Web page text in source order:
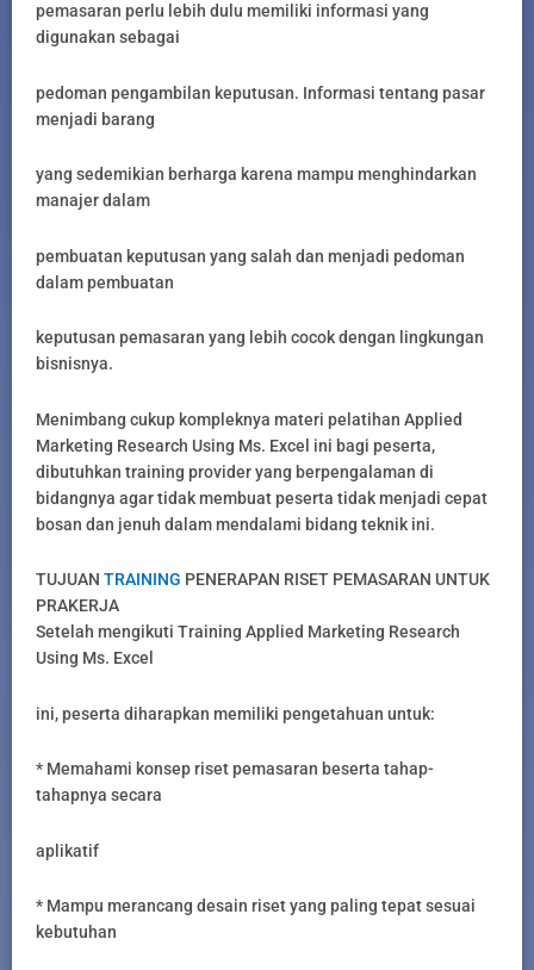
pemasaran perlu lebih dulu memiliki informasi yang
digunakan sebagai
pedoman pengambilan keputusan. Informasi tentang pasar
menjadi barang
yang sedemikian berharga karena mampu menghindarkan
manajer dalam
pembuatan keputusan yang salah dan menjadi pedoman
dalam pembuatan
keputusan pemasaran yang lebih cocok dengan lingkungan
bisnisnya.
Menimbang cukup kompleknya materi pelatihan Applied
Marketing Research Using Ms. Excel ini bagi peserta,
dibutuhkan training provider yang berpengalaman di
bidangnya agar tidak membuat peserta tidak menjadi cepat
bosan dan jenuh dalam mendalami bidang teknik ini.
TUJUAN TRAINING PENERAPAN RISET PEMASARAN UNTUK
PRAKERJA
Setelah mengikuti Training Applied Marketing Research
Using Ms. Excel
ini, peserta diharapkan memiliki pengetahuan untuk:
* Memahami konsep riset pemasaran beserta tahap-
tahapnya secara
aplikatif
* Mampu merancang desain riset yang paling tepat sesuai
kebutuhan